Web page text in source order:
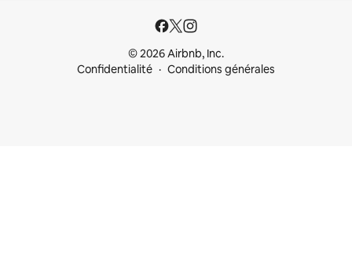
© 2026 Airbnb, Inc.
Confidentialité
Conditions générales